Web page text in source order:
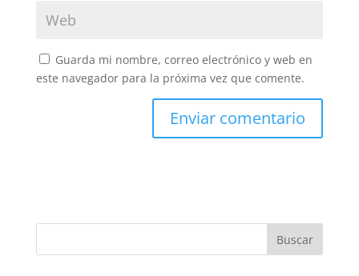
Guarda mi nombre, correo electrónico y web en
este navegador para la próxima vez que comente.